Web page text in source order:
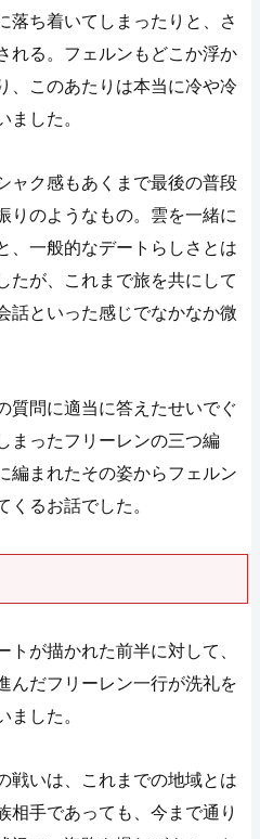
落ち着いてしまったりと、さ
れる。フェルンもどこか浮か
、このあたりは本当に冷や冷
ました。
ャク感もあくまで最後の普段
りのようなもの。雲を一緒に
、一般的なデートらしさとは
たが、これまで旅を共にして
話といった感じでなかなか微
質問に適当に答えたせいでぐ
まったフリーレンの三つ編
編まれたその姿からフェルン
くるお話でした。
が描かれた前半に対して、
んだフリーレン一行が洗礼を
ました。
戦いは、これまでの地域とは
相手であっても、今まで通り